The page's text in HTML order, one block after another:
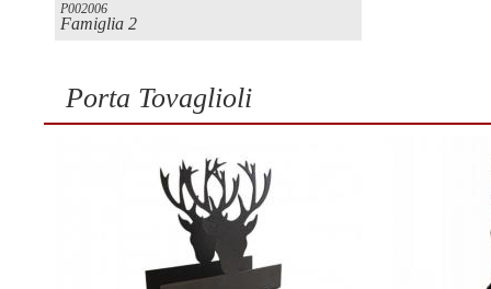
P002006
Famiglia 2
Porta Tovaglioli